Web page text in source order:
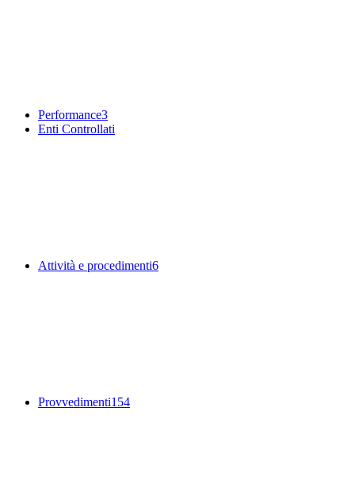
Performance3
Enti Controllati
Attività e procedimenti6
Provvedimenti154